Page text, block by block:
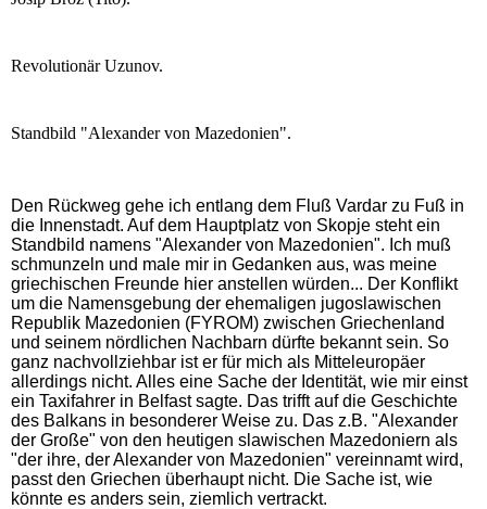
Revolutionär Uzunov.
Standbild "Alexander von Mazedonien".
Den Rückweg gehe ich entlang dem Fluß Vardar zu Fuß in
die Innenstadt. Auf dem Hauptplatz von Skopje steht ein
Standbild namens "Alexander von Mazedonien". Ich muß
schmunzeln und male mir in Gedanken aus, was meine
griechischen Freunde hier anstellen würden... Der Konflikt
um die Namensgebung der ehemaligen jugoslawischen
Republik Mazedonien (FYROM) zwischen Griechenland
und seinem nördlichen Nachbarn dürfte bekannt sein. So
ganz nachvollziehbar ist er für mich als Mitteleuropäer
allerdings nicht. Alles eine Sache der Identität, wie mir einst
ein Taxifahrer in Belfast sagte. Das trifft auf die Geschichte
des Balkans in besonderer Weise zu. Das z.B. "Alexander
der Große" von den heutigen slawischen Mazedoniern als
"der ihre, der Alexander von Mazedonien" vereinnamt wird,
passt den Griechen überhaupt nicht. Die Sache ist, wie
könnte es anders sein, ziemlich vertrackt.